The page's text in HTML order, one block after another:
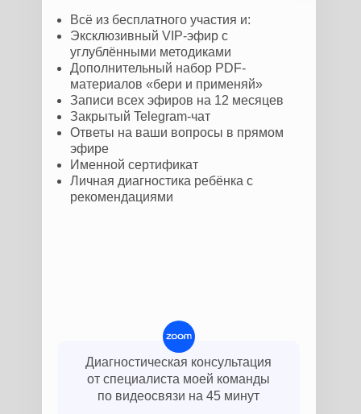
Всё из бесплатного участия и:
Эксклюзивный VIP-эфир с
углублёнными методиками
Дополнительный набор PDF-
материалов «бери и применяй»
Записи всех эфиров на 12 месяцев
Закрытый Telegram-чат
Ответы на ваши вопросы в прямом
эфире
Именной сертификат
Личная диагностика ребёнка с
рекомендациями
Диагностическая консультация
от специалиста моей команды
по видеосвязи на 45 минут